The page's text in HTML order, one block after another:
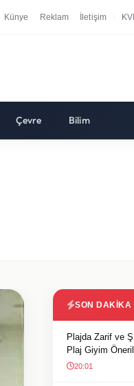
Künye Reklam İletişim
Çevre Bilim
SON DAKIKA
Plajda Zarif ve
Plaj Giyim
20:01